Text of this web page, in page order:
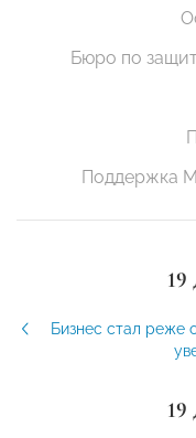
Бюро по
Поддержка
19
Бизнес стал реже
19